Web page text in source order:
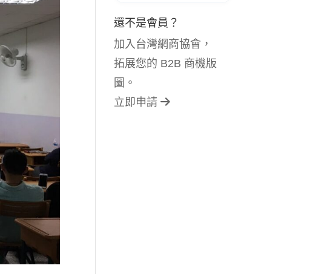
還不是會員？
加入台灣網商協會，
拓展您的 B2B 商機版
圖。
立即申請